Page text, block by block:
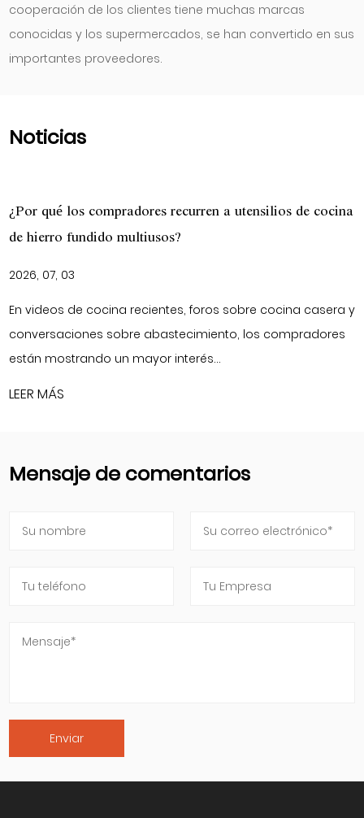
cooperación de los clientes tiene muchas marcas
conocidas y los supermercados, se han convertido en sus
importantes proveedores.
Noticias
recurren a utensilios de cocina
foros sobre cocina casera y
los compradores
interés...
Recetas de horno
Los métodos de
un tiempo de
Mensaje de comentarios